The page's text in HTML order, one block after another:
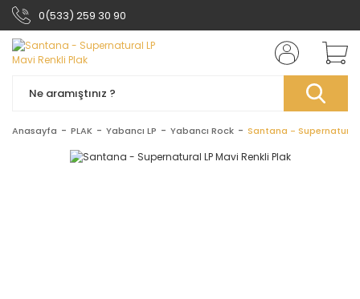
0(533) 259 30 90
Anasayfa PLAK Yabancı LP Yabancı Rock Santana - Supernatural